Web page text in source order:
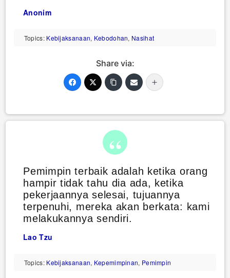
Anonim
Topics: Kebijaksanaan, Kebodohan, Nasihat
Share via:
Pemimpin terbaik adalah ketika orang
hampir tidak tahu dia ada, ketika
pekerjaannya selesai, tujuannya
terpenuhi, mereka akan berkata: kami
melakukannya sendiri.
Lao Tzu
Topics: Kebijaksanaan, Kepemimpinan, Pemimpin